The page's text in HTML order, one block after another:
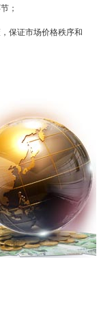
；
保证市场价格秩序和